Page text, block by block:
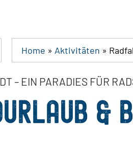
Home » Aktivitäten »
– EIN PARADIES FÜR
&